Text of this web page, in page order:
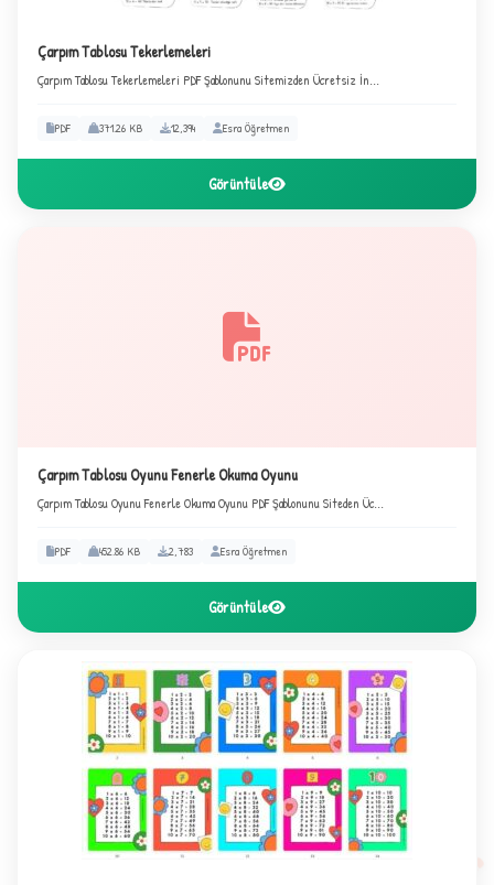
Çarpım Tablosu Tekerlemeleri
Çarpım Tablosu Tekerlemeleri PDF Şablonunu Sitemizden Ücretsiz İn...
PDF 371.26 KB 12,394 Esra Öğretmen
Görüntüle
Çarpım Tablosu Oyunu Fenerle Okuma Oyunu
Çarpım Tablosu Oyunu Fenerle Okuma Oyunu PDF Şablonunu Siteden Üc...
PDF 452.86 KB 2,783 Esra Öğretmen
Görüntüle